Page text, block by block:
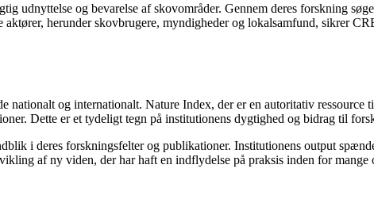
udnyttelse og bevarelse af skovområder. Gennem deres forskning
aktører, herunder skovbrugere, myndigheder og lokalsamfund, sikrer
nationalt og internationalt. Nature Index, der er en autoritativ
Dette er et tydeligt tegn på institutionens dygtighed og bidrag til
i deres forskningsfelter og publikationer. Institutionens output
af ny viden, der har haft en indflydelse på praksis inden for mange